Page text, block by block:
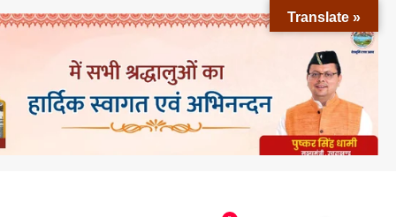
Translate »